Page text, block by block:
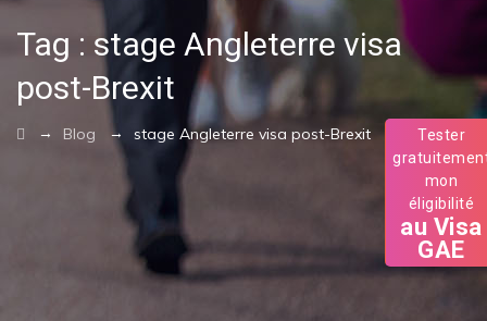
Tester
mon
éligibilité
au Visa
GAE
Tag : stage Angleterre visa
post-Brexit
→ Blog → stage Angleterre visa post-Brexit